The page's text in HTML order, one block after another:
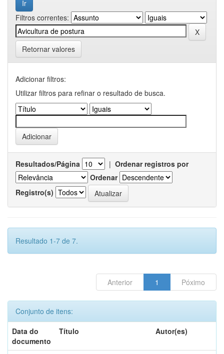
Filtros correntes:
Retornar valores
Adicionar filtros:
Utilizar filtros para refinar o resultado de busca.
Resultados/Página | Ordenar registros por
Ordenar
Registro(s)
Resultado 1-7 de 7.
Anterior 1 Póximo
Conjunto de itens:
Data do
documento
Título Autor(es)